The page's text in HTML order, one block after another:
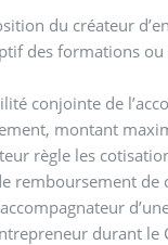
du créateur
des formations
conjointe de
montant
règle les
remboursement de
durant le